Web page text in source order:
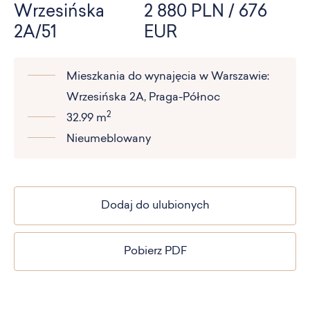
Wrzesińska
2A/51
2 880 PLN / 676
EUR
Mieszkania do wynajęcia w Warszawie:
Wrzesińska 2A, Praga-Północ
32.99 m2
Nieumeblowany
Dodaj do ulubionych
Pobierz PDF